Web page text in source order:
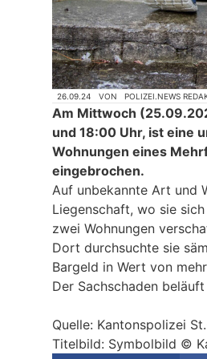
26.09.24 VON POLIZEI.NEWS
Am Mittwoch
und 18:00 Uhr, ist eine
Wohnungen eines
eingebrochen.
Auf unbekannte Art und
Liegenschaft, wo sie
zwei Wohnungen
Dort durchsuchte sie
Bargeld in Wert von
Der Sachschaden
Quelle: Kantonspolizei
Titelbild: Symbolbild ©